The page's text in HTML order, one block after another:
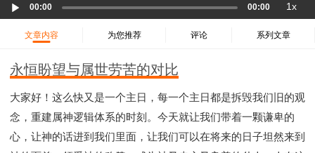
40 马太福音
41 马可福音
42 路加福音
43 约翰福音
44 使徒行传
49 以弗所书
50 腓利比书
51 歌罗西书
52 帖撒罗尼迦前书
53 帖撒罗尼迦后书
54 提摩太前书
55 提摩太后书
56 提多书
57 腓利门书
58 希伯来书 59 雅各书
60 彼得前书
Player
00:00 00:00 1x
文章内容 为您推荐 评论 系列文章
永恒盼望与属世劳苦的对比
大家好！这么快又是一个主日，每一个主日都是拆毁我们旧的观
念，重建属神逻辑体系的时刻。今天就让我们带着一颗谦卑的
心，让神的话进到我们里面，让我们可以在将来的日子坦然来到